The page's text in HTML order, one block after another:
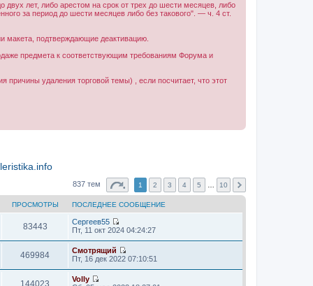
двух лет, либо арестом на срок от трех до шести месяцев, либо
за период до шести месяцев либо без такового". — ч. 4 ст.
макета, подтверждающие деактивацию.
предмета к соответствующим требованиям Форума и
удаления торговой темы) , если посчитает, что этот
837 тем 1 2 3 4 5 10
ПРОСМОТРЫ ПОСЛЕДНЕЕ СООБЩЕНИЕ
83443
Сергеев55
П
р
е
й
т
Пт, 11 окт 2024 04:24:27
469984
Смотрящий
П
Пт, 16 дек 2022 07:10:51
144023
Volly